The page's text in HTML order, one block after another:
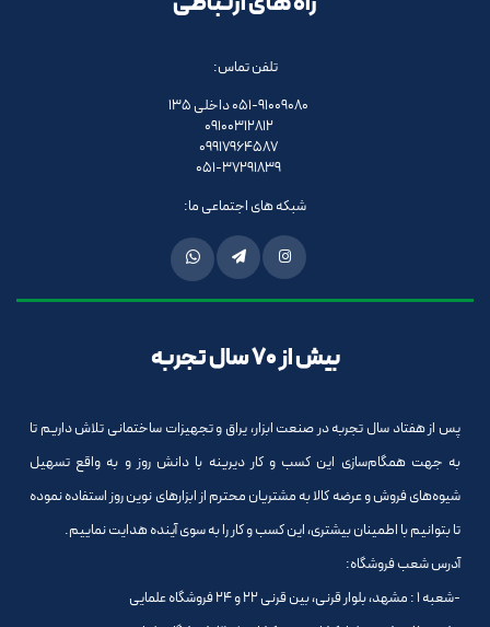
تلفن تماس:
051-91009080 داخلی 135
09100312812
09917964587
051-37291839
شبکه های اجتماعی ما:
بیش از 70 سال تجربه
پس از هفتاد سال تجربه در صنعت ابزار، یراق و تجهیزات ساختمانی تلاش داریم تا
به جهت همگام‌سازی این کسب و کار دیرینه با دانش روز و به واقع تسهیل
شیوه‌های فروش و عرضه کالا به مشتریان محترم از ابزارهای نوین روز استفاده نموده
تا بتوانیم با اطمینان بیشتری، این کسب و کار را به سوی آینده هدایت نماییم.
آدرس شعب فروشگاه:
-شعبه 1 : مشهد، بلوار قرنی، بین قرنی 22 و 24 فروشگاه علمایی